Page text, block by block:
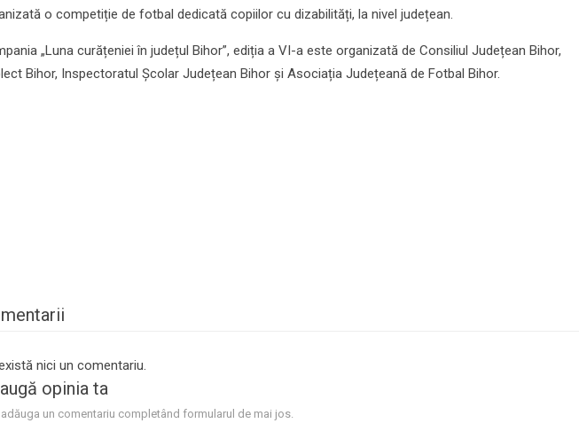
o competiție de fotbal dedicată copiilor cu dizabilități, la nivel județean.
„Luna curățeniei în județul Bihor”, ediția a VI-a este organizată de Consiliul Județean Bihor,
Bihor, Inspectoratul Școlar Județean Bihor și Asociația Județeană de Fotbal Bihor.
nici un comentariu.
opinia ta
adăuga un comentariu completând formularul de mai jos.